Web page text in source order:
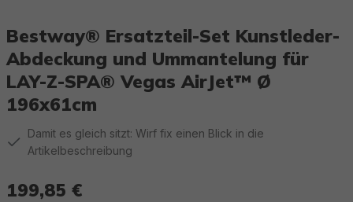
Bestway® Ersatzteil-Set Kunstleder-
Abdeckung und Ummantelung für
LAY-Z-SPA® Vegas AirJet™ Ø
196x61cm
Damit es gleich sitzt: Wirf fix einen Blick in die
Artikelbeschreibung
199,85 €